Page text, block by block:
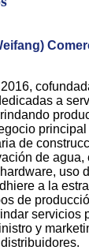
a
de
de agua,
uso
a la
de
servicios
y